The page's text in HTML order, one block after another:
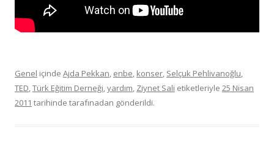
Genel içinde Ajda Pekkan, enbe, konser, Selçuk Pehlivanoğlu,
TED,Türk Eğitim Derneği,yardım, Ziynet Sali etiketleriyle 25 Nisan
2011 tarihinde tarafınadan gönderildi.